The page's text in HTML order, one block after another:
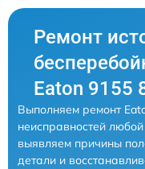
Ремонт
Eaton 9155
Выполняем ремонт
неисправностей
выявляем причины
детали и